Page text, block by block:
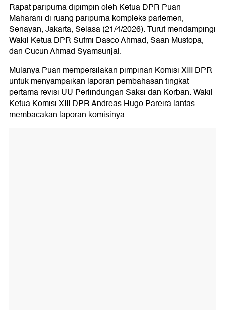
Rapat paripurna dipimpin oleh Ketua DPR Puan
Maharani di ruang paripurna kompleks parlemen,
Senayan, Jakarta, Selasa (21/4/2026). Turut mendampingi
Wakil Ketua DPR Sufmi Dasco Ahmad, Saan Mustopa,
dan Cucun Ahmad Syamsurijal.
Mulanya Puan mempersilakan pimpinan Komisi XIII DPR
untuk menyampaikan laporan pembahasan tingkat
pertama revisi UU Perlindungan Saksi dan Korban. Wakil
Ketua Komisi XIII DPR Andreas Hugo Pareira lantas
membacakan laporan komisinya.